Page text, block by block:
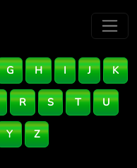
G H I J K
R S T U
Y Z